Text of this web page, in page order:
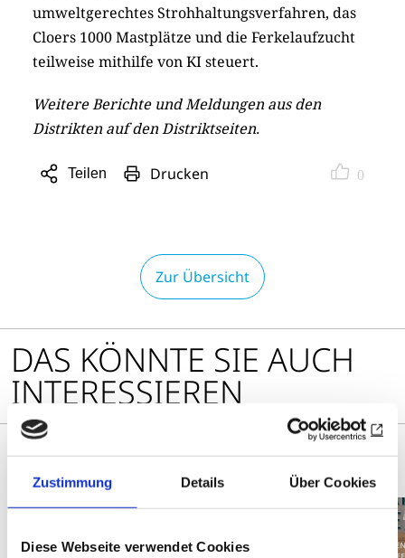
Zustimmung Details Über Cookies
Diese Webseite verwendet Cookies
umweltgerechtes Strohhaltungsverfahren, das
Cloers 1000 Mastplätze und die Ferkelaufzucht
teilweise mithilfe von KI steuert.
Weitere Berichte und Meldungen aus den
Distrikten auf den Distriktseiten.
Teilen
Sharing
Drucken 0
Zur Übersicht
DAS KÖNNTE SIE AUCH
INTERESSIEREN